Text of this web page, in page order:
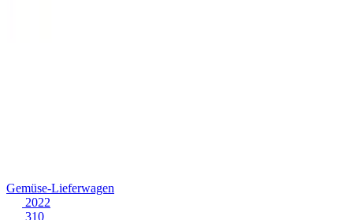
Gemüse-Lieferwagen
2022
310